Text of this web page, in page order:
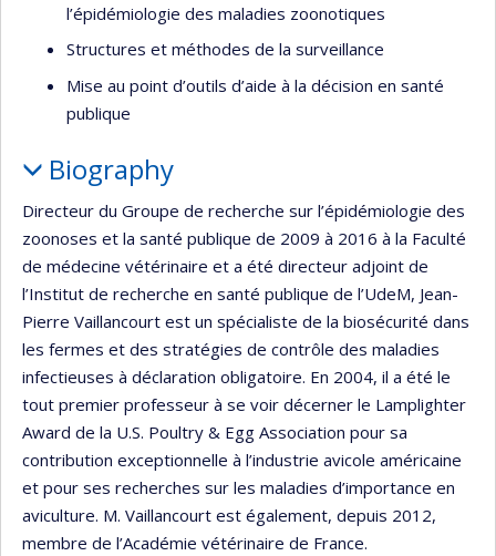
l’épidémiologie des maladies zoonotiques
Structures et méthodes de la surveillance
Mise au point d’outils d’aide à la décision en santé
publique
Biography
Directeur du Groupe de recherche sur l’épidémiologie des
zoonoses et la santé publique de 2009 à 2016 à la Faculté
de médecine vétérinaire et a été directeur adjoint de
l’Institut de recherche en santé publique de l’UdeM, Jean-
Pierre Vaillancourt est un spécialiste de la biosécurité dans
les fermes et des stratégies de contrôle des maladies
infectieuses à déclaration obligatoire. En 2004, il a été le
tout premier professeur à se voir décerner le Lamplighter
Award de la U.S. Poultry & Egg Association pour sa
contribution exceptionnelle à l’industrie avicole américaine
et pour ses recherches sur les maladies d’importance en
aviculture. M. Vaillancourt est également, depuis 2012,
membre de l’Académie vétérinaire de France.